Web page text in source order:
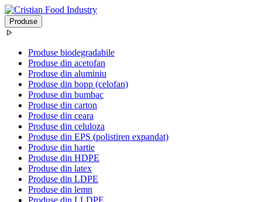
Produse
Produse biodegradabile
Produse din acetofan
Produse din aluminiu
Produse din bopp (celofan)
Produse din bumbac
Produse din carton
Produse din ceara
Produse din celuloza
Produse din EPS (polistiren expandat)
Produse din hartie
Produse din HDPE
Produse din latex
Produse din LDPE
Produse din lemn
Produse din LLDPE